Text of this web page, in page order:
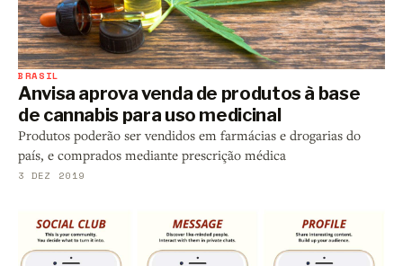
BRASIL
Anvisa aprova venda de produtos à base
de cannabis para uso medicinal
Produtos poderão ser vendidos em farmácias e drogarias do
país, e comprados mediante prescrição médica
3 DEZ 2019